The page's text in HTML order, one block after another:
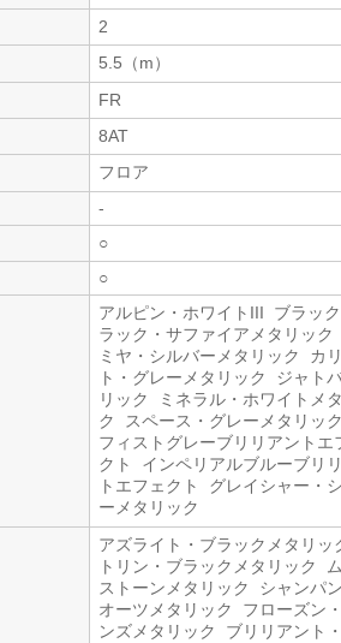
2
5.5（m）
FR
8AT
フロア
-
○
○
アルピン・ホワイトIII ブラッ
ラック・サファイアメタリッ
ミヤ・シルバーメタリック カ
ト・グレーメタリック ジャト
リック ミネラル・ホワイトメ
ク スペース・グレーメタリッ
フィストグレーブリリアントエ
クト インペリアルブルーブリ
トエフェクト グレイシャー・
ーメタリック
アズライト・ブラックメタリ
トリン・ブラックメタリック
ストーンメタリック シャンパ
オーツメタリック フローズン
ンズメタリック ブリリアント